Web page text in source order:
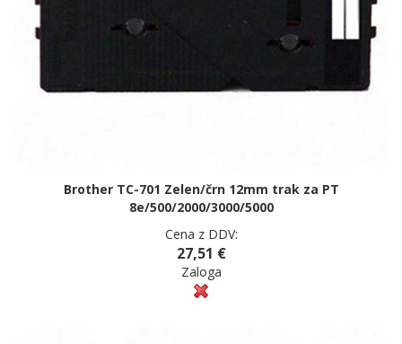
Brother TC-701 Zelen/črn 12mm trak za PT
8e/500/2000/3000/5000
Cena z DDV:
27,51 €
Zaloga